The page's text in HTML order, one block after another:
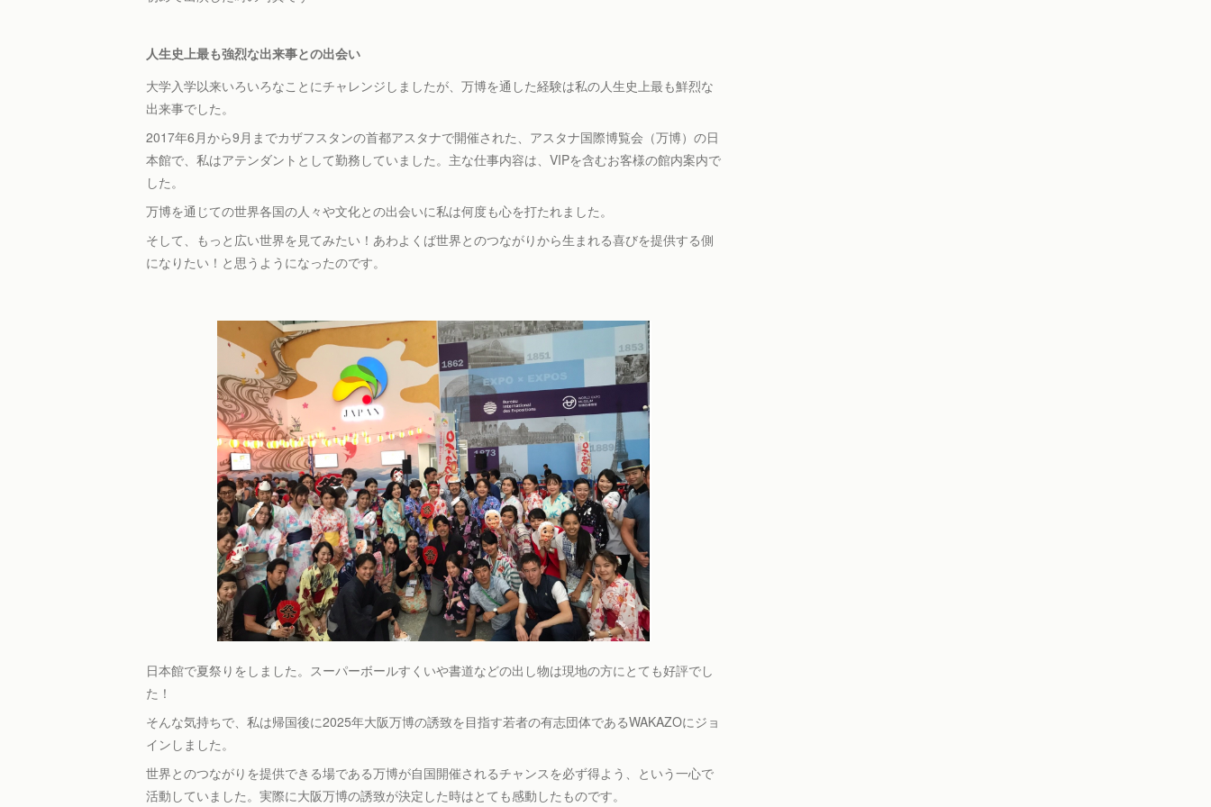
人生史上最も強烈な出来事との出会い
大学入学以来いろいろなことにチャレンジしましたが、万博を通した経験は私の人生史上最も鮮烈な
出来事でした。
2017年6月から9月までカザフスタンの首都アスタナで開催された、アスタナ国際博覧会（万博）の日
本館で、私はアテンダントとして勤務していました。主な仕事内容は、VIPを含むお客様の館内案内で
した。
万博を通じての世界各国の人々や文化との出会いに私は何度も心を打たれました。
そして、もっと広い世界を見てみたい！あわよくば世界とのつながりから生まれる喜びを提供する側
になりたい！と思うようになったのです。
日本館で夏祭りをしました。スーパーボールすくいや書道などの出し物は現地の方にとても好評でし
た！
そんな気持ちで、私は帰国後に2025年大阪万博の誘致を目指す若者の有志団体であるWAKAZOにジョ
インしました。
世界とのつながりを提供できる場である万博が自国開催されるチャンスを必ず得よう、という一心で
活動していました。実際に大阪万博の誘致が決定した時はとても感動したものです。